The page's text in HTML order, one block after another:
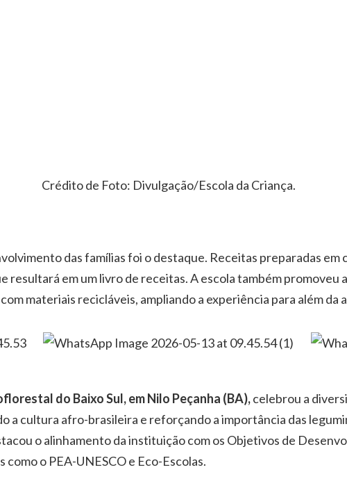
Crédito de Foto: Divulgação/Escola da Criança.
das famílias foi o destaque. Receitas preparadas
em um livro de receitas. A escola também promoveu
materiais recicláveis, ampliando a experiência para além da
do Baixo Sul, em Nilo Peçanha (BA),celebrou a
a cultura afro-brasileira e reforçando a importância das
o alinhamento da instituição com os Objetivos de
o PEA-UNESCO e Eco-Escolas.